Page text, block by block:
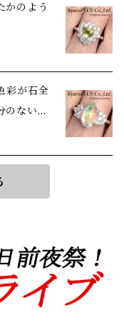
かのよう
彩が石全
のない美